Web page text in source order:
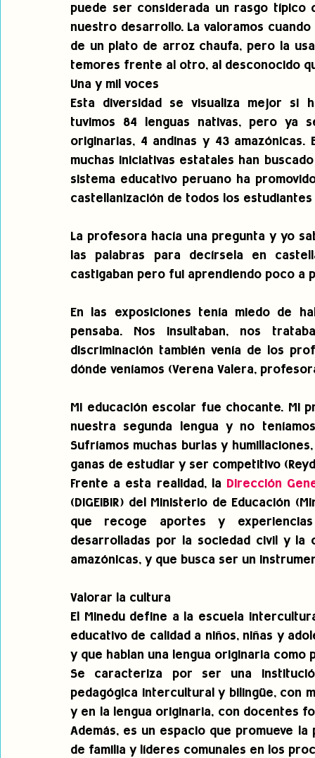
puede ser considerada un rasgo
nuestro desarrollo. La valoramos
de un plato de arroz chaufa, pero la
temores frente al otro, al desconocido
Una y mil voces
Esta diversidad se visualiza mejor si
tuvimos 84 lenguas nativas, pero ya
originarias, 4 andinas y 43
muchas iniciativas estatales han
sistema educativo peruano ha
castellanización de todos los estudiantes
La profesora hacía una pregunta y yo
las palabras para decírsela en
castigaban pero fui aprendiendo poco a
En las exposiciones tenía miedo de
pensaba. Nos insultaban, nos
discriminación también venía de los
dónde veníamos (Verena Valera,
Mi educación escolar fue chocante. Mi
nuestra segunda lengua y no
Sufríamos muchas burlas y
ganas de estudiar y ser competitivo
Frente a esta realidad, la Dirección
(DIGEIBIR) del Ministerio de Educación
que recoge aportes y
desarrolladas por la sociedad civil y la
amazónicas, y que busca ser un
Valorar la cultura
El Minedu define a la escuela
educativo de calidad a niños, niñas y
y que hablan una lengua originaria como
Se caracteriza por ser una
pedagógica intercultural y bilingüe, con
y en la lengua originaria, con docentes
Además, es un espacio que promueve
de familia y líderes comunales en los